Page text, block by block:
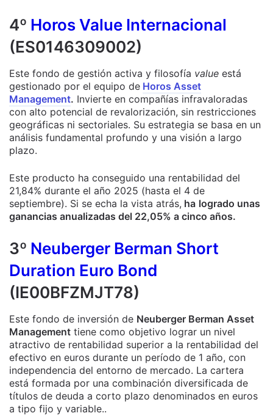
4º Horos Value Internacional
(ES0146309002)
Este fondo de gestión activa y filosofía value está
gestionado por el equipo de Horos Asset
Management. Invierte en compañías infravaloradas
con alto potencial de revalorización, sin restricciones
geográficas ni sectoriales. Su estrategia se basa en un
análisis fundamental profundo y una visión a largo
plazo.
Este producto ha conseguido una rentabilidad del
21,84% durante el año 2025 (hasta el 4 de
septiembre). Si se echa la vista atrás, ha logrado unas
ganancias anualizadas del 22,05% a cinco años.
3º Neuberger Berman Short
Duration Euro Bond
(IE00BFZMJT78)
Este fondo de inversión de Neuberger Berman Asset
Management tiene como objetivo lograr un nivel
atractivo de rentabilidad superior a la rentabilidad del
efectivo en euros durante un período de 1 año, con
independencia del entorno de mercado. La cartera
está formada por una combinación diversificada de
títulos de deuda a corto plazo denominados en euros
a tipo fijo y variable..